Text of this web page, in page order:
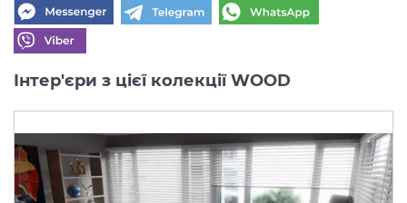
Інтер'єри з цієї колекції WOOD